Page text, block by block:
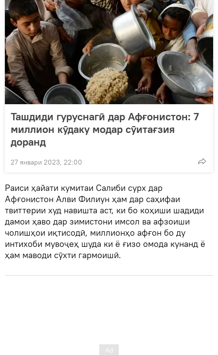
Ташдиди гуруснагӣ дар Афғонистон: 7
миллион кӯдаку модар сӯитағзия
доранд
27 январи 2023, 22:00
Раиси ҳайати кумитаи Салиби сурх дар
Афғонистон Алви Филиун ҳам дар саҳифаи
твиттерии худ навишта аст, ки бо коҳиши шадиди
дамои ҳаво дар зимистони имсол ва афзоиши
чолишҳои иқтисодӣ, миллионҳо афғон бо ду
интихоби мувоҷеҳ шуда ки ё ғизо омода кунанд ё
ҳам маводи сӯхти гармоишӣ.